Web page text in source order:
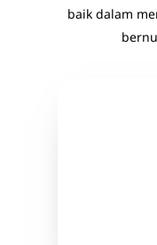
baik dalam